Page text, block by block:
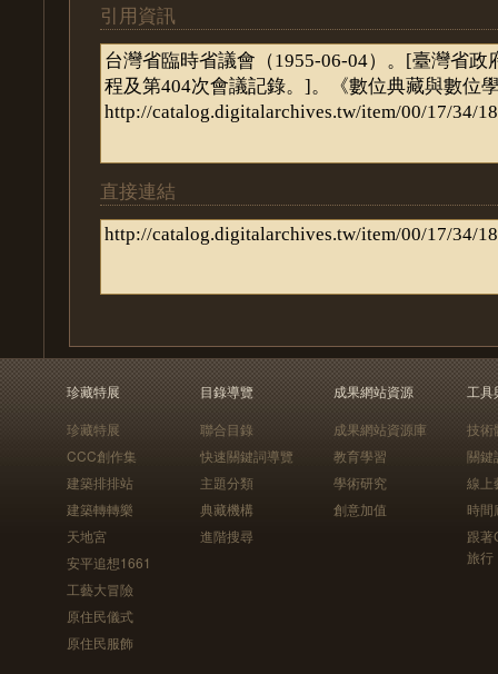
引用資訊
直接連結
珍藏特展
珍藏特展
CCC創作集
建築排排站
建築轉轉樂
天地宮
安平追想1661
工藝大冒險
原住民儀式
原住民服飾
目錄導覽
聯合目錄
快速關鍵詞導覽
主題分類
典藏機構
進階搜尋
成果網站資源
成果網站資源庫
教育學習
學術研究
創意加值
工具
技術
關鍵
線上
時間
跟
旅行